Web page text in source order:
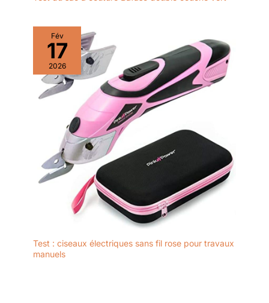
Fév
17
2026
Test : ciseaux électriques sans fil rose pour travaux
manuels